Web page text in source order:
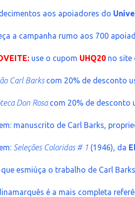
aos apoiadores do
a campanha rumo aos 700
use o cupom UHQ20 no site
Carl Barkscom 20% de desconto
Don Rosacom 20% de desconto
manuscrito de Carl Barks,
Seleções Coloridas # 1 (1946), da
esmiúça o trabalho de Carl
é a mais completa